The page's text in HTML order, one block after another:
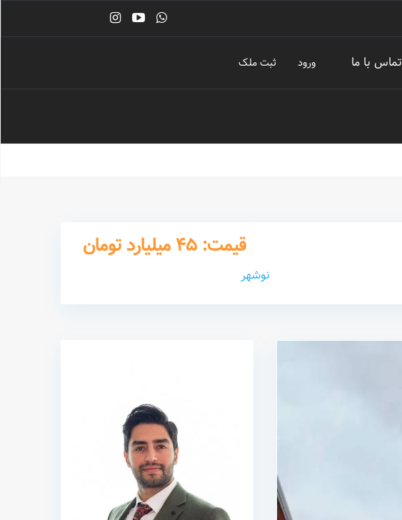
تماس با ما ورود ثبت ملک
قیمت: 45 میلیارد تومان
نوشهر